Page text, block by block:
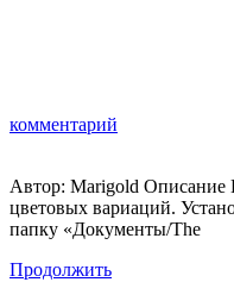
комментарий
Автор: Marigold Описание
цветовых вариаций.
папку «Документы/The
Продолжить